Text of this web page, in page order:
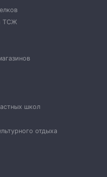
ТСЖ
школ
отдыха